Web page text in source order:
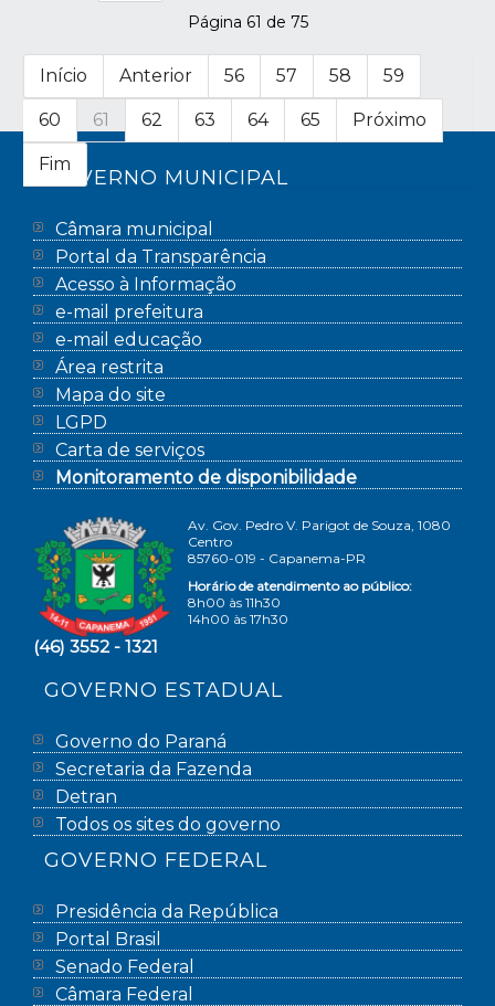
Página 61 de 75
Início Anterior 56 57 58 59
60 61 62 63 64 65 Próximo
Fim
GOVERNO MUNICIPAL
Câmara municipal
Portal da Transparência
Acesso à Informação
e-mail prefeitura
e-mail educação
Área restrita
Mapa do site
LGPD
Carta de serviços
Monitoramento de disponibilidade
Av. Gov. Pedro V. Parigot de Souza, 1080
Centro
85760-019 - Capanema-PR
Horário de atendimento ao público:
8h00 às 11h30
14h00 às 17h30
(46) 3552 - 1321
GOVERNO ESTADUAL
Governo do Paraná
Secretaria da Fazenda
Detran
Todos os sites do governo
GOVERNO FEDERAL
Presidência da República
Portal Brasil
Senado Federal
Câmara Federal